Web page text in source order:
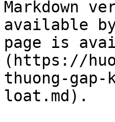
Markdown
available
page is
(https://
thuong-
loat.md).